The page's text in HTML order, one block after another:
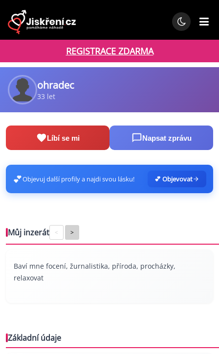
REGISTRACE ZDARMA
ohradec
33 let
Líbí se mi Napsat zprávu
💕Objevuj další profily a najdi svou lásku! 💕 Objevovat
Můj inzerát < >
Baví mne focení, žurnalistika, příroda, procházky,
relaxovat
Základní údaje